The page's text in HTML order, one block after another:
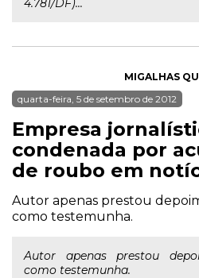
4.781/DF)...
MIGALHAS
quarta-feira, 5 de setembro de 2012
Empresa
condenada por
de roubo em
Autor apenas prestou
como testemunha.
Autor apenas prestou
como testemunha.